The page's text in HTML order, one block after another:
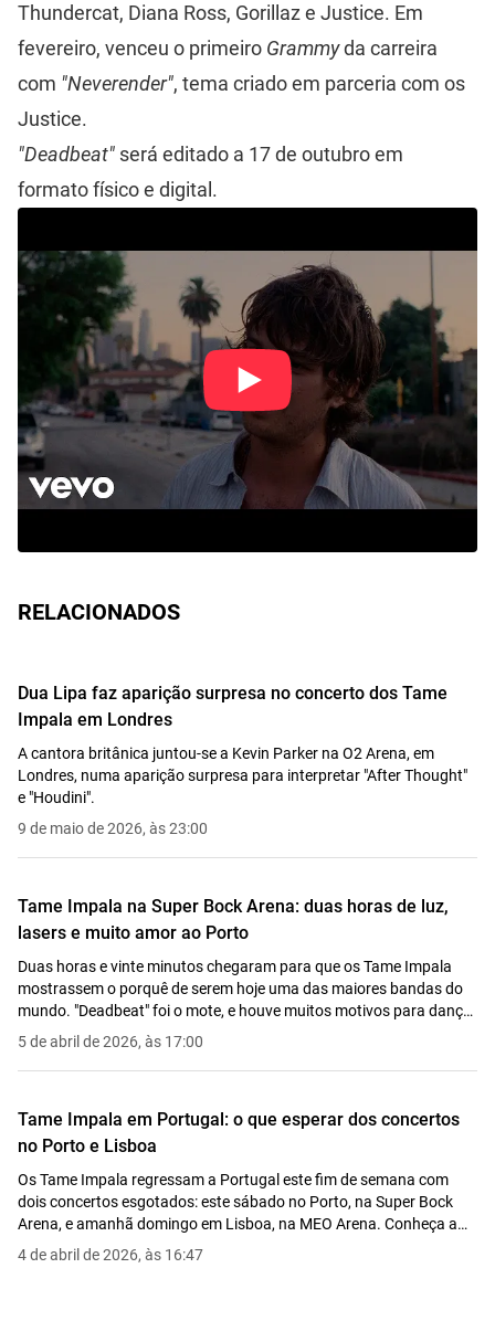
Thundercat, Diana Ross, Gorillaz e Justice. Em
fevereiro, venceu o primeiro Grammyda carreira
com "Neverender", tema criado em parceria com os
Justice.
"Deadbeat" será editado a 17 de outubro em
formato físico e digital.
RELACIONADOS
Dua Lipa faz aparição surpresa no concerto dos Tame
Impala em Londres
A cantora britânica juntou-se a Kevin Parker na O2 Arena, em
Londres, numa aparição surpresa para interpretar "After Thought"
e "Houdini".
9 de maio de 2026, às 23:00
Tame Impala na Super Bock Arena: duas horas de luz,
lasers e muito amor ao Porto
Duas horas e vinte minutos chegaram para que os Tame Impala
mostrassem o porquê de serem hoje uma das maiores bandas do
mundo. "Deadbeat" foi o mote, e houve muitos motivos para dançar
no Porto.
5 de abril de 2026, às 17:00
Tame Impala em Portugal: o que esperar dos concertos
no Porto e Lisboa
Os Tame Impala regressam a Portugal este fim de semana com
dois concertos esgotados: este sábado no Porto, na Super Bock
Arena, e amanhã domingo em Lisboa, na MEO Arena. Conheça a
setlist provável, os horários e como chegar.
4 de abril de 2026, às 16:47